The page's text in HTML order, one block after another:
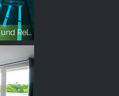
Day Spa Harz mit Saunagarten und Relaxbereich in Allstedt